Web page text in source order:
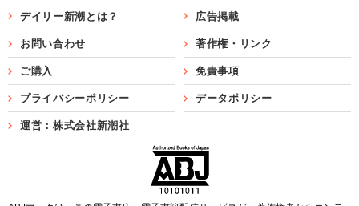
デイリー新潮とは？ 広告掲載
お問い合わせ 著作権・リンク
ご購入 免責事項
プライバシーポリシー データポリシー
運営：株式会社新潮社